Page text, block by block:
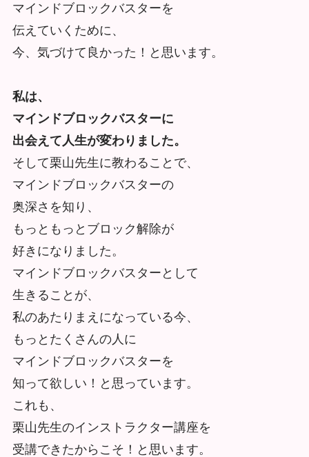
マインドブロックバスターを
伝えていくために、
今、気づけて良かった！と思います。
私は、
マインドブロックバスターに
出会えて人生が変わりました。
そして栗山先生に教わることで、
マインドブロックバスターの
奥深さを知り、
もっともっとブロック解除が
好きになりました。
マインドブロックバスターとして
生きることが、
私のあたりまえになっている今、
もっとたくさんの人に
マインドブロックバスターを
知って欲しい！と思っています。
これも、
栗山先生のインストラクター講座を
受講できたからこそ！と思います。